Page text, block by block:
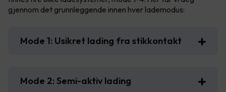
gjennom det grunnleggende innen hver lademodus:
Mode 1: Usikret lading fra stikkontakt
Mode 2: Semi-aktiv lading